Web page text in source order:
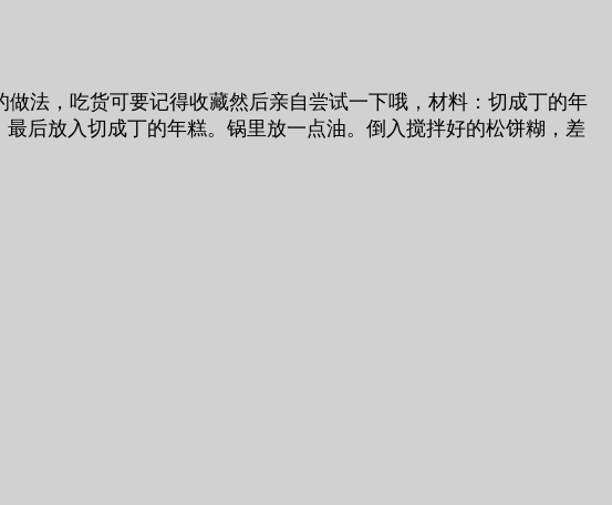
法，吃货可要记得收藏然后亲自尝试一下哦，材料：切成丁的年
后放入切成丁的年糕。锅里放一点油。倒入搅拌好的松饼糊，差